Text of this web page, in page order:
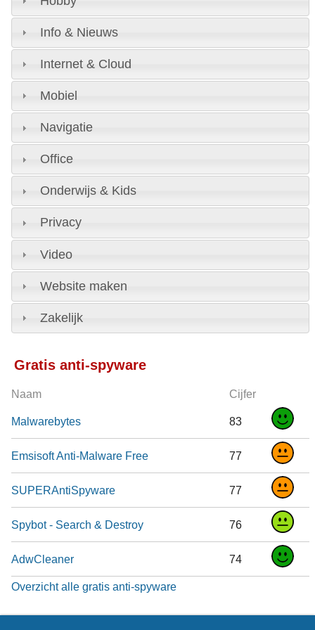
Info & Nieuws
Internet & Cloud
Mobiel
Navigatie
Office
Onderwijs & Kids
Privacy
Video
Website maken
Zakelijk
Gratis anti-spyware
Naam Cijfer
Malwarebytes 83
Emsisoft Anti-Malware Free 77
SUPERAntiSpyware 77
Spybot - Search & Destroy 76
AdwCleaner 74
Overzicht alle gratis anti-spyware